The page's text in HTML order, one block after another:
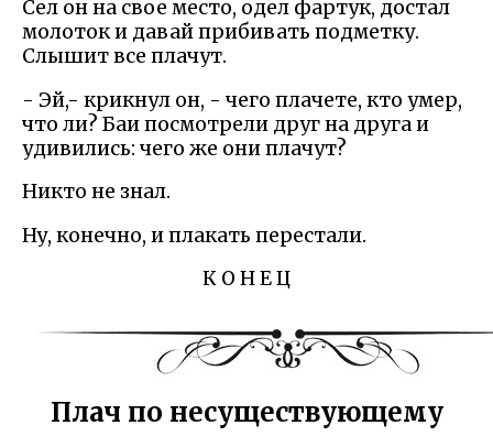
Сел он на свое место, одел фартук, достал
молоток и давай прибивать подметку.
Слышит все плачут.
- Эй,- крикнул он, - чего плачете, кто умер,
что ли? Баи посмотрели друг на друга и
удивились: чего же они плачут?
Никто не знал.
Ну, конечно, и плакать перестали.
К О Н Е Ц
Плач по несуществующему